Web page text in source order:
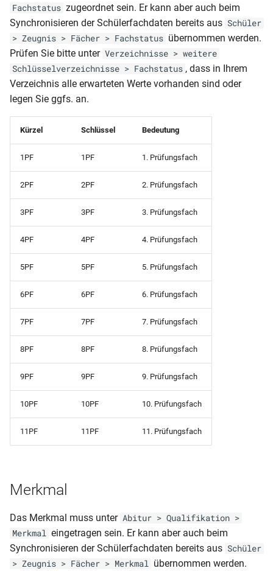
Fachstatus zugeordnet sein. Er kann aber auch beim
Synchronisieren der Schülerfachdaten bereits aus Schüler
> Zeugnis > Fächer > Fachstatus übernommen werden.
Prüfen Sie bitte unter Verzeichnisse > weitere
Schlüsselverzeichnisse > Fachstatus , dass in Ihrem
Verzeichnis alle erwarteten Werte vorhanden sind oder
legen Sie ggfs. an.
Kürzel Schlüssel Bedeutung
1PF 1PF 1. Prüfungsfach
2PF 2PF 2. Prüfungsfach
3PF 3PF 3. Prüfungsfach
4PF 4PF 4. Prüfungsfach
5PF 5PF 5. Prüfungsfach
6PF 6PF 6. Prüfungsfach
7PF 7PF 7. Prüfungsfach
8PF 8PF 8. Prüfungsfach
9PF 9PF 9. Prüfungsfach
10PF 10PF 10. Prüfungsfach
11PF 11PF 11. Prüfungsfach
Merkmal
Das Merkmal muss unter Abitur > Qualifikation >
Merkmal eingetragen sein. Er kann aber auch beim
Synchronisieren der Schülerfachdaten bereits aus Schüler
> Zeugnis > Fächer > Merkmal übernommen werden.